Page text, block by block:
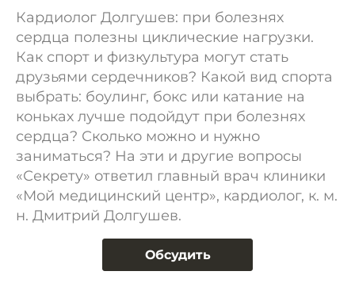
Кардиолог Долгушев: при болезнях
сердца полезны циклические нагрузки.
Как спорт и физкультура могут стать
друзьями сердечников? Какой вид спорта
выбрать: боулинг, бокс или катание на
коньках лучше подойдут при болезнях
сердца? Сколько можно и нужно
заниматься? На эти и другие вопросы
«Секрету» ответил главный врач клиники
«Мой медицинский центр», кардиолог, к. м.
н. Дмитрий Долгушев.
Обсудить